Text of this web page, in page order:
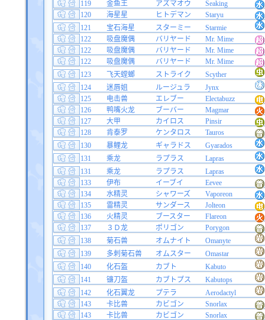
119
金鱼王 アズマオウ
Seaking
120
海星星 ヒトデマン
Staryu
121
宝石海星 スターミー
Starmie
122
吸盘魔偶 バリヤード
Mr. Mime
122
吸盘魔偶 バリヤード
Mr. Mime
122
吸盘魔偶 バリヤード
Mr. Mime
123
飞天螳螂 ストライク
Scyther
124
迷唇姐 ルージュラ
Jynx
125
电击兽 エレブー
Electabuzz
126
鸭嘴火龙 ブーバー
Magmar
127
大甲 カイロス
Pinsir
128
肯泰罗 ケンタロス
Tauros
130
暴鲤龙 ギャラドス
Gyarados
131
乘龙 ラプラス
Lapras
131
乘龙 ラプラス
Lapras
133
伊布 イーブイ
Eevee
134
水精灵 シャワーズ
Vaporeon
135
雷精灵 サンダース
Jolteon
136
火精灵 ブースター
Flareon
137
３Ｄ龙 ポリゴン
Porygon
138
菊石兽 オムナイト
Omanyte
139
多刺菊石兽 オムスター
Omastar
140
化石盔 カブト
Kabuto
141
镰刀盔 カブトプス
Kabutops
142
化石翼龙 プテラ
Aerodactyl
143
卡比兽 カビゴン
Snorlax
143
卡比兽 カビゴン Snorlax